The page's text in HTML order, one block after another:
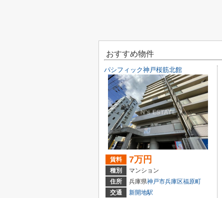
おすすめ物件
パシフィック神戸桜筋北館
賃料 7万円
種別
マンション
住所
兵庫県神戸市兵庫区福原町
交通
新開地駅